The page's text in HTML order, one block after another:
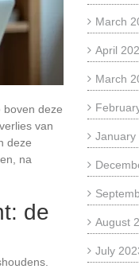
boven deze
van
deze
na
de
March
April
March
January
August
July